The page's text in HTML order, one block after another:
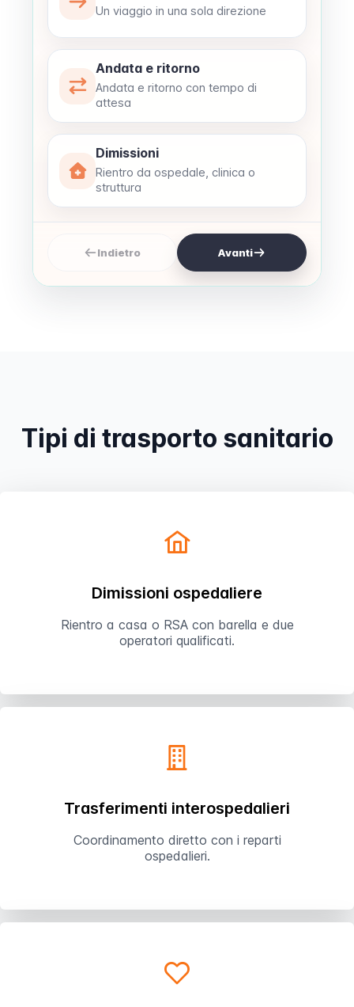
Un viaggio in una sola direzione
Andata e ritorno
Andata e ritorno con tempo di
attesa
Dimissioni
Rientro da ospedale, clinica o
struttura
Indietro Avanti
Tipi di trasporto sanitario
Dimissioni ospedaliere
Rientro a casa o RSA con barella e due
operatori qualificati.
Trasferimenti interospedalieri
Coordinamento diretto con i reparti
ospedalieri.